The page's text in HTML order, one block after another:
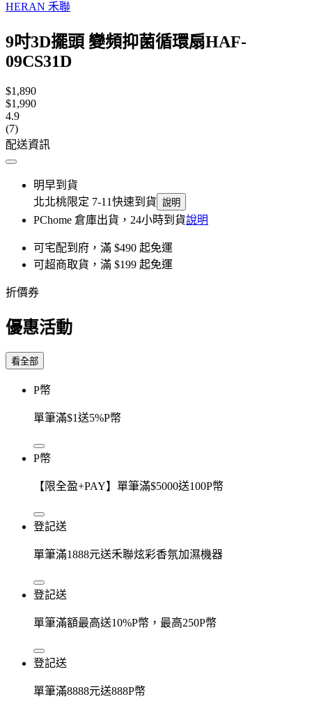
HERAN 禾聯
9吋3D擺頭 變頻抑菌循環扇HAF-
09CS31D
$1,890
$1,990
4.9
(7)
配送資訊
明早到貨
北北桃限定 7-11快速到貨 說明
PChome 倉庫出貨，24小時到貨說明
可宅配到府，滿 $490 起免運
可超商取貨，滿 $199 起免運
折價券
優惠活動
看全部
P幣
單筆滿$1送5%P幣
P幣
【限全盈+PAY】單筆滿$5000送100P幣
登記送
單筆滿1888元送禾聯炫彩香氛加濕機器
登記送
單筆滿額最高送10%P幣，最高250P幣
登記送
單筆滿8888元送888P幣